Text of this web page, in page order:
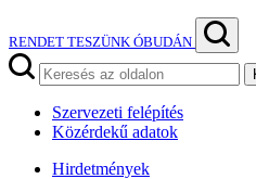
RENDET TESZÜNK ÓBUDÁN
Szervezeti felépítés
Közérdekű adatok
Hirdetmények